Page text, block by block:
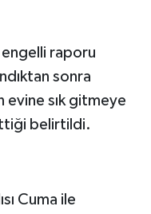
engelli raporu
sonra
evine sık gitmeye
belirtildi.
Cuma ile